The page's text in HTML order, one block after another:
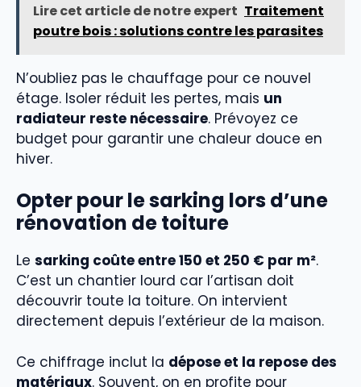
Lire cet article de notre expert Traitement
poutre bois : solutions contre les parasites
N’oubliez pas le chauffage pour ce nouvel
étage. Isoler réduit les pertes, mais un
radiateur reste nécessaire. Prévoyez ce
budget pour garantir une chaleur douce en
hiver.
Opter pour le sarking lors d’une
rénovation de toiture
Le sarking coûte entre 150 et 250 € par m².
C’est un chantier lourd car l’artisan doit
découvrir toute la toiture. On intervient
directement depuis l’extérieur de la maison.
Ce chiffrage inclut la dépose et la repose des
matériaux. Souvent, on en profite pour